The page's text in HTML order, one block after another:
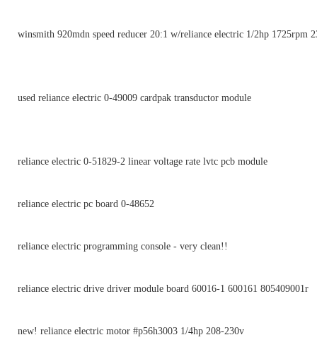
winsmith 920mdn speed reducer 20:1 w/reliance electric 1/2hp 1725rpm
used reliance electric 0-49009 cardpak transductor module
reliance electric 0-51829-2 linear voltage rate lvtc pcb module
reliance electric pc board 0-48652
reliance electric programming console - very clean!!
reliance electric drive driver module board 60016-1 600161 805409001r
new! reliance electric motor #p56h3003 1/4hp 208-230v